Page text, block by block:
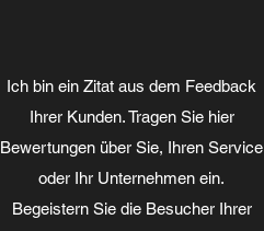
Ich bin ein Zitat aus dem Feedback
Ihrer Kunden. Tragen Sie hier
Bewertungen über Sie, Ihren Service
oder Ihr Unternehmen ein.
Begeistern Sie die Besucher Ihrer